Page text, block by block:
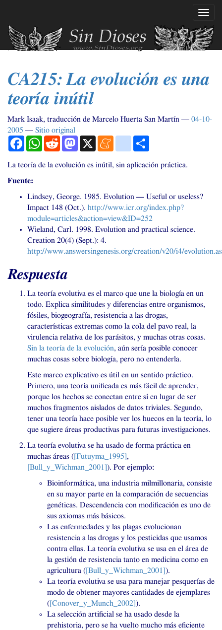
contenido
principal
CA215: La evolución es una
teoría inútil
Mark Isaak, traducción de Marcelo Huerta San Martín
04-10-
2005
Sitio original
FacebookWhatsApp
RedditMastodon
X Meneameblogger_post
La teoría de la evolución es inútil, sin aplicación práctica.
Fuente:
Lindsey, George. 1985. Evolution — Useful or useless?
Impact 148 (Oct.). http://www.icr.org/index.php?
module=articles&action=view&ID=252
Wieland, Carl. 1998. Evolution and practical science.
Creation 20(4) (Sept.): 4.
http://www.answersingenesis.org/creation/v20/i4/
Respuesta
La teoría evolutiva es el marco que une la biología en un
todo. Explica similitudes y diferencias entre organismos,
fósiles, biogeografía, resistencia a las drogas,
características extremas como la cola del pavo real, la
virulencia relativa de los parásitos, y muchas otras cosas.
Sin la teoría de la evolución, aún sería posible conocer
muchas cosas sobre biología, pero no entenderla.
Este marco explicativo es útil en un sentido práctico.
Primero, una teoría unificada es más fácil de aprender,
porque los hechos se conectan entre sí en lugar de ser
muchos fragmentos aislados de datos triviales. Segundo,
tener una teoría hace posible ver los huecos en la teoría, lo
que sugiere áreas productivas para futuras investigaciones.
La teoría evolutiva se ha usado de forma práctica en
muchas áreas ([Futuyma_1995],
[Bull_y_Wichman_2001]). Por ejemplo:
Bioinformática, una industria milmillonaria, consiste
en su mayor parte en la comparación de secuencias
genéticas. Descendencia con modificación es uno de
sus axiomas más básicos.
Las enfermedades y las plagas evolucionan
resistencia a las drogas y los pesticidas que usamos
contra ellas. La teoría evolutiva se usa en el área de
la gestión de resistencia tanto en medicina como en
agricultura ([Bull_y_Wichman_2001]).
La teoría evolutiva se usa para manejar pesquerías de
modo de obtener mayores cantidades de ejemplares
([Conover_y_Munch_2002]).
La selección artificial se ha usado desde la
prehistoria, pero se ha vuelto mucho más eficiente